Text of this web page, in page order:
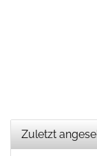
Zuletzt